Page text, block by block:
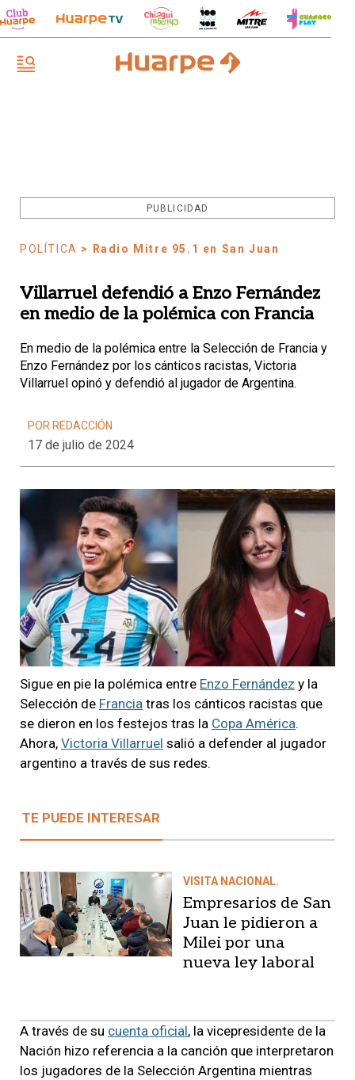
PUBLICIDAD
POLÍTICA > Radio Mitre 95.1 en San Juan
Villarruel defendió a Enzo Fernández
en medio de la polémica con Francia
En medio de la polémica entre la Selección de Francia y
Enzo Fernández por los cánticos racistas, Victoria
Villarruel opinó y defendió al jugador de Argentina.
POR REDACCIÓN
17 de julio de 2024
Sigue en pie la polémica entre Enzo Fernández y la
Selección de Francia tras los cánticos racistas que
se dieron en los festejos tras la Copa América.
Ahora, Victoria Villarruel salió a defender al jugador
argentino a través de sus redes.
TE PUEDE INTERESAR
VISITA NACIONAL.
Empresarios de San
Juan le pidieron a
Milei por una
nueva ley laboral
A través de su cuenta oficial, la vicepresidente de la
Nación hizo referencia a la canción que interpretaron
los jugadores de la Selección Argentina mientras